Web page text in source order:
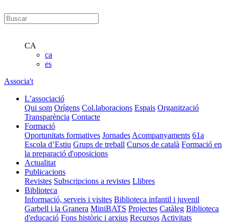
CA
ca
es
Associa't
L’associació
Qui som Orígens Col.laboracions Espais Organització
Transparència Contacte
Formació
Oportunitats formatives Jornades Acompanyaments 61a
Escola d’Estiu Grups de treball Cursos de català Formació en
la preparació d'oposicions
Actualitat
Publicacions
Revistes Subscripcions a revistes Llibres
Biblioteca
Informació, serveis i visites Biblioteca infantil i juvenil
Garbell i la Granera MiniBATS Projectes Catàleg Biblioteca
d'educació Fons històric i arxius Recursos Activitats